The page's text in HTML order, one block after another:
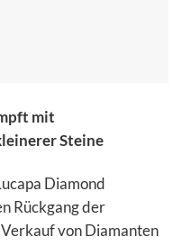
mit
Steine
Diamond
Rückgang der
von Diamanten